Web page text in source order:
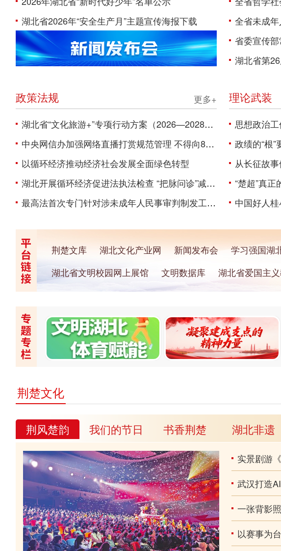
湖北省2026年“安全生产月”主题宣传海报下载
全省未成
省委宣传部常
湖北省第26届青
更多+
政策法规
湖北省“文化旅游+”专项行动方案（2026—2028年）
中央网信办加强网络直播打赏规范管理 不得向8岁以下儿童提供打赏服务
以循环经济推动经济社会发展全面绿色转型
湖北开展循环经济促进法执法检查 “把脉问诊”减量化、再利用、资源化落实等情况
最高法首次专门针对涉未成年人民事审判制发工作指引
理论武装
思想政治工
政绩的“根
从长征故
“楚超”真
中国好人
荆楚文库 湖北文化产业网 新闻发布会 学习强国湖
湖北省文明校园网上展馆
文明数据库 湖北省爱国主
荆楚文化
荆风楚韵 我们的节日 书香荆楚 湖北非遗
实景剧游《梦回
武汉打造AI“超
一张背影
以赛事为台